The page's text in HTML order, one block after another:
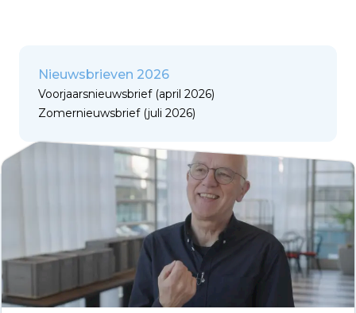
Nieuwsbrieven 2026
Voorjaarsnieuwsbrief(april 2026)
Zomernieuwsbrief(juli 2026)
Gerelateerde artikelen